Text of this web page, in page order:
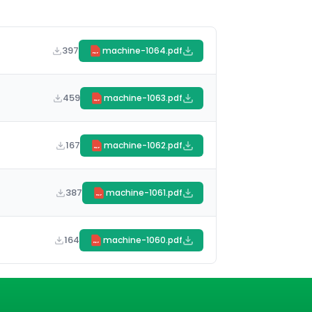
397 PDF machine-1064.pdf
459 PDF machine-1063.pdf
167 PDF machine-1062.pdf
387 PDF machine-1061.pdf
164 PDF machine-1060.pdf